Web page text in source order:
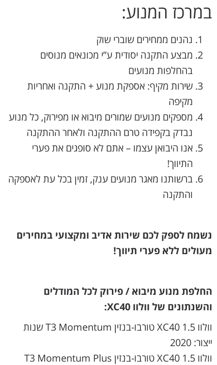
במרכז המנוע:
נהנים ממחירים שוברי שוק
מבצע התקנה יסודית ע”י מכונאים מנוסים
בהחלפות מנועים
שירות מקיף: אספקת מנוע + התקנה ואחריות
מקיפה
מספקים מנועים שמורים מיבוא או מפירוק, כל מנוע
נבדק בקפידה טרם ההתקנה ולאחר ההתקנה
אנו היבואן עצמו – אתם לא סופגים את פערי
התיווך!
ברשותנו מאגר מנועים ענק, זמין בכל עת לאספקה
והתקנה
נשמח לספק לכם שירות אדיב ומקצועי במחירים
מעולים ללא פערי תיווך!
החלפת מנוע מיבוא / פירוק לכל המודלים
והשנתונים של וולוו XC40:
וולוו XC40 1.5 טורבו-בנזין T3 Momentum שנות
ייצור: 2020
וולוו XC40 1.5 טורבו-בנזין T3 Momentum Plus